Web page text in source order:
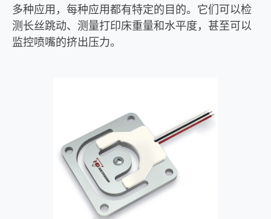
多种应用，每种应用都有特定的目的。它们可以检
测长丝跳动、测量打印床重量和水平度，甚至可以
监控喷嘴的挤出压力。